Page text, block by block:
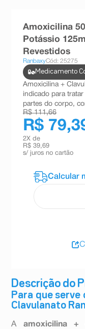
Descrição do
Para que serve
Clavulanato
Aamoxicilina +
Amoxicilina
Potássio
Revestidos
RanbaxyCód: 25275
Medicamento
Amoxicilina +
indicado para
partes do corpo,
R$ 111,66
R$
2X de
R$ 39,69
s/ juros no cartão
teste gravidez
ºesmalte